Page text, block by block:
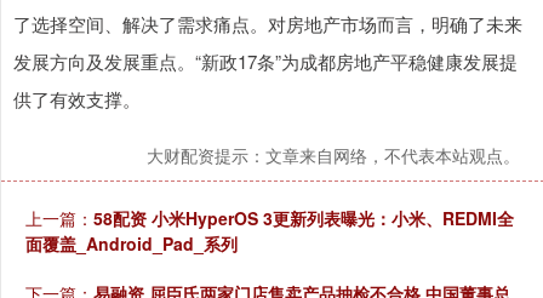
了选择空间、解决了需求痛点。对房地产市场而言，明确了未来
发展方向及发展重点。“新政17条”为成都房地产平稳健康发展提
供了有效支撑。
大财配资提示：文章来自网络，不代表本站观点。
上一篇： 58配资 小米HyperOS 3更新列表曝光：小米、REDMI全
面覆盖_Android_Pad_系列
下一篇： 易融资 屈臣氏两家门店售卖产品抽检不合格 中国董事总